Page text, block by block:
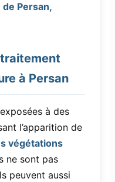
Persan,
à Persan
à des
l’apparition de
végétations
ne sont pas
peuvent aussi